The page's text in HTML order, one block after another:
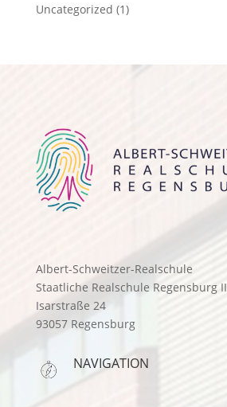
Uncategorized (1)
Albert-Schweitzer-Realschule
Staatliche Realschule Regensburg II
Isarstraße 24
93057 Regensburg
NAVIGATION